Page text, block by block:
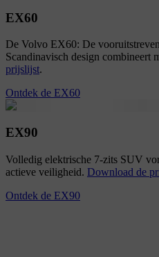
EX60
De Volvo EX60: De
Scandinavisch design combineert
prijslijst.
Ontdek de EX60
EX90
Volledig elektrische 7-zits SUV
actieve veiligheid. Download de
Ontdek de EX90